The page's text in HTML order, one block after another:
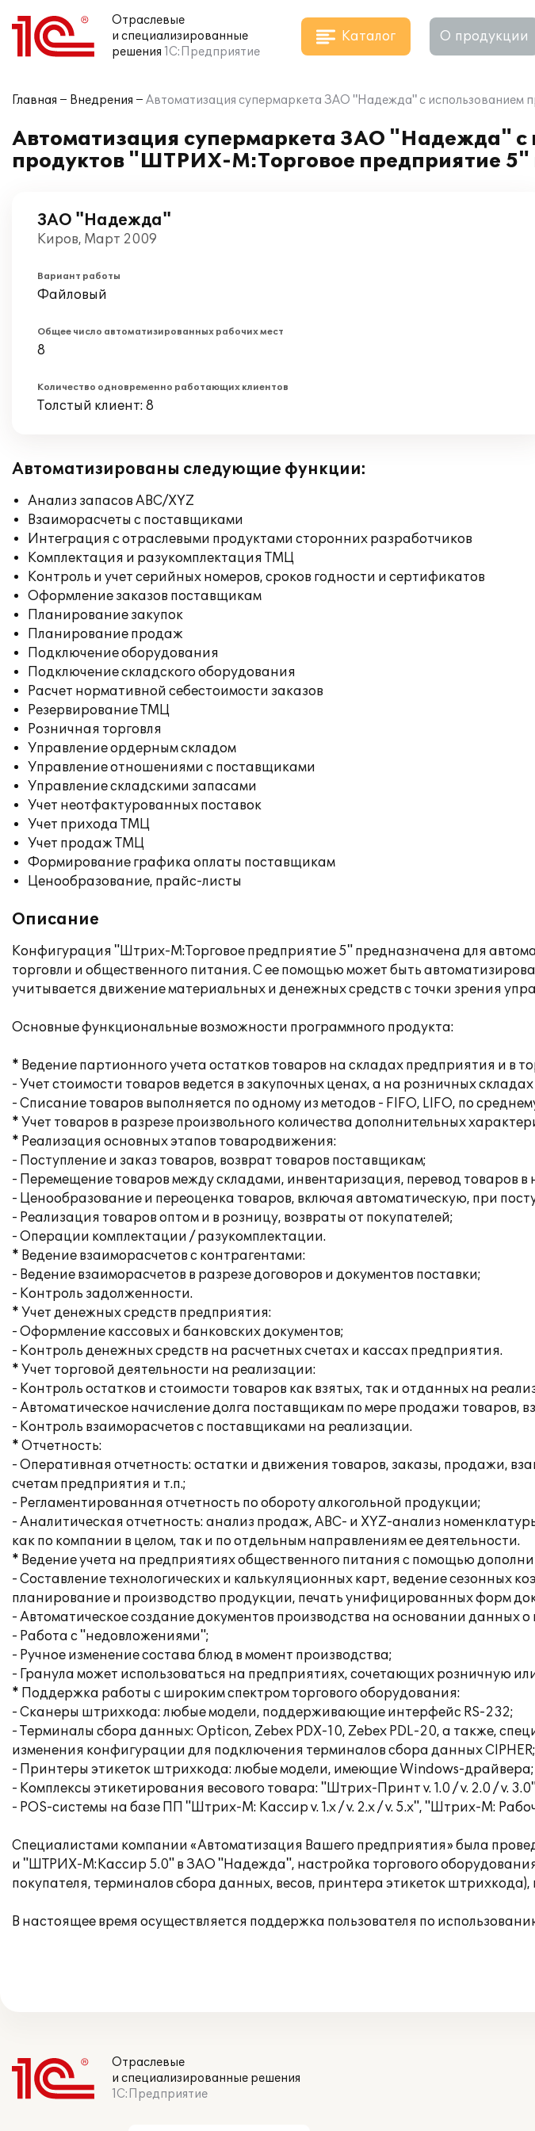
Отраслевые
и специализированные
решения 1С:Предприятие
Каталог О продукции
Главная Внедрения Автоматизация супермаркета ЗАО "Надежда" с
Автоматизация супермаркета ЗАО "Надежда" с
продуктов "ШТРИХ-М:Торговое предприятие
ЗАО "Надежда"
Киров, Март 2009
Вариант работы
Файловый
Общее число автоматизированных рабочих мест
8
Количество одновременно работающих клиентов
Толстый клиент: 8
Автоматизированы следующие функции:
Анализ запасов ABC/XYZ
Взаиморасчеты с поставщиками
Интеграция с отраслевыми продуктами сторонних разработчиков
Комплектация и разукомплектация ТМЦ
Контроль и учет серийных номеров, сроков годности и сертификатов
Оформление заказов поставщикам
Планирование закупок
Планирование продаж
Подключение оборудования
Подключение складского оборудования
Расчет нормативной себестоимости заказов
Резервирование ТМЦ
Розничная торговля
Управление ордерным складом
Управление отношениями с поставщиками
Управление складскими запасами
Учет неотфактурованных поставок
Учет прихода ТМЦ
Учет продаж ТМЦ
Формирование графика оплаты поставщикам
Ценообразование, прайс-листы
Описание
Конфигурация "Штрих-М:Торговое предприятие 5" предназначена для
торговли и общественного питания. С ее помощью может быть
учитывается движение материальных и денежных средств с точки зрения
Основные функциональные возможности программного продукта:
* Ведение партионного учета остатков товаров на складах предприятия и в
- Учет стоимости товаров ведется в закупочных ценах, а на розничных
- Списание товаров выполняется по одному из методов - FIFO, LIFO, по
* Учет товаров в разрезе произвольного количества дополнительных
* Реализация основных этапов товародвижения:
- Поступление и заказ товаров, возврат товаров поставщикам;
- Перемещение товаров между складами, инвентаризация, перевод товаров
- Ценообразование и переоценка товаров, включая автоматическую, при
- Реализация товаров оптом и в розницу, возвраты от покупателей;
- Операции комплектации / разукомплектации.
* Ведение взаиморасчетов с контрагентами:
- Ведение взаиморасчетов в разрезе договоров и документов поставки;
- Контроль задолженности.
* Учет денежных средств предприятия:
- Оформление кассовых и банковских документов;
- Контроль денежных средств на расчетных счетах и кассах предприятия.
* Учет торговой деятельности на реализации:
- Контроль остатков и стоимости товаров как взятых, так и отданных на
- Автоматическое начисление долга поставщикам по мере продажи товаров,
- Контроль взаиморасчетов с поставщиками на реализации.
* Отчетность:
- Оперативная отчетность: остатки и движения товаров, заказы, продажи,
счетам предприятия и т.п.;
- Регламентированная отчетность по обороту алкогольной продукции;
- Аналитическая отчетность: анализ продаж, ABC- и XYZ-анализ
как по компании в целом, так и по отдельным направлениям ее деятельности.
* Ведение учета на предприятиях общественного питания с помощью
- Составление технологических и калькуляционных карт, ведение сезонных
планирование и производство продукции, печать унифицированных форм
- Автоматическое создание документов производства на основании данных
- Работа с "недовложениями";
- Ручное изменение состава блюд в момент производства;
- Гранула может использоваться на предприятиях, сочетающих розничную
* Поддержка работы с широким спектром торгового оборудования:
- Сканеры штрихкода: любые модели, поддерживающие интерфейс RS-232;
- Терминалы сбора данных: Opticon, Zebex PDX-10, Zebex PDL-20, а также,
изменения конфигурации для подключения терминалов сбора данных CIPHER;
- Принтеры этикеток штрихкода: любые модели, имеющие Windows-драйвера;
- Комплексы этикетирования весового товара: "Штрих-Принт v. 1.0 / v. 2.0 / v. 3.0",
- POS-системы на базе ПП "Штрих-М: Кассир v. 1.x / v. 2.x / v. 5.x", "Штрих-М:
Специалистами компании «Автоматизация Вашего предприятия» была
и "ШТРИХ-М:Кассир 5.0" в ЗАО "Надежда", настройка торгового
покупателя, терминалов сбора данных, весов, принтера этикеток штрихкода),
В настоящее время осуществляется поддержка пользователя по
Отраслевые
и специализированные решения
1С:Предприятие